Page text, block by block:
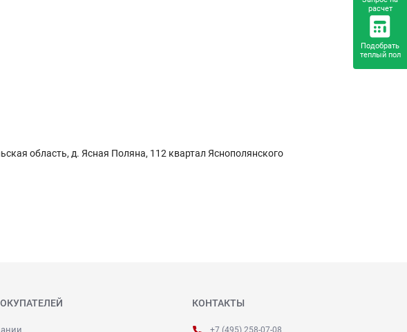
область, д. Ясная Поляна, 112 квартал Яснополянского
КОНТАКТЫ
+7 (495) 258-07-08
расчет
Подобрать
теплый пол